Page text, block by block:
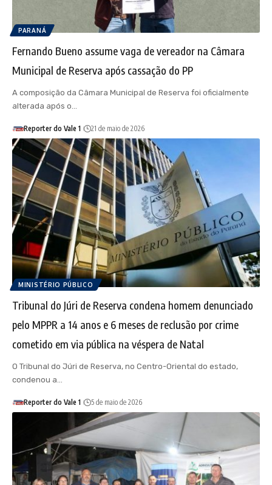
PARANÁ
Fernando Bueno assume vaga de vereador na Câmara
Municipal de Reserva após cassação do PP
A composição da Câmara Municipal de Reserva foi oficialmente
alterada após o…
Reporter do Vale 1 21 de maio de 2026
MINISTÉRIO PÚBLICO
Tribunal do Júri de Reserva condena homem denunciado
pelo MPPR a 14 anos e 6 meses de reclusão por crime
cometido em via pública na véspera de Natal
O Tribunal do Júri de Reserva, no Centro-Oriental do estado,
condenou a…
Reporter do Vale 1 5 de maio de 2026